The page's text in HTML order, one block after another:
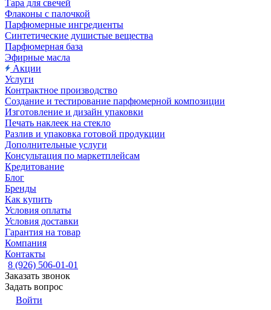
Тара для свечей
Флаконы с палочкой
Парфюмерные ингредиенты
Синтетические душистые вещества
Парфюмерная база
Эфирные масла
Акции
Услуги
Контрактное производство
Создание и тестирование парфюмерной композиции
Изготовление и дизайн упаковки
Печать наклеек на стекло
Разлив и упаковка готовой продукции
Дополнительные услуги
Консультация по маркетплейсам
Кредитование
Блог
Бренды
Как купить
Условия оплаты
Условия доставки
Гарантия на товар
Компания
Контакты
8 (926) 506-01-01
Заказать звонок
Задать вопрос
Войти